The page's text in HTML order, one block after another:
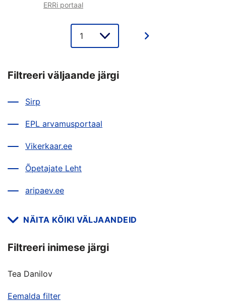
ERRi portaal
valik
Filtreeri väljaande järgi
Sirp
EPL arvamusportaal
Vikerkaar.ee
Õpetajate Leht
aripaev.ee
NÄITA KÕIKI VÄLJAANDEID
Filtreeri inimese järgi
Tea Danilov
Eemalda filter